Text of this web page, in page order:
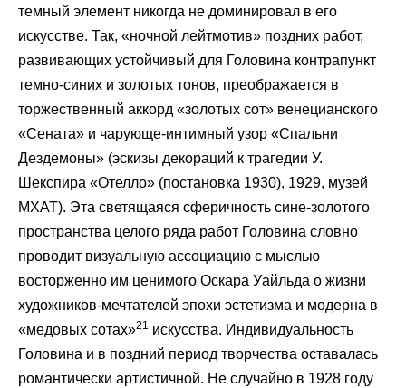
темный элемент никогда не доминировал в его
искусстве. Так, «ночной лейтмотив» поздних работ,
развивающих устойчивый для Головина контрапункт
темно-синих и золотых тонов, преображается в
торжественный аккорд «золотых сот» венецианского
«Сената» и чарующе-интимный узор «Спальни
Дездемоны» (эскизы декораций к трагедии У.
Шекспира «Отелло» (постановка 1930), 1929, музей
МХАТ). Эта светящаяся сферичность сине-золотого
пространства целого ряда работ Головина словно
проводит визуальную ассоциацию с мыслью
восторженно им ценимого Оскара Уайльда о жизни
художников-мечтателей эпохи эстетизма и модерна в
«медовых сотах»21 искусства. Индивидуальность
Головина и в поздний период творчества оставалась
романтически артистичной. Не случайно в 1928 году